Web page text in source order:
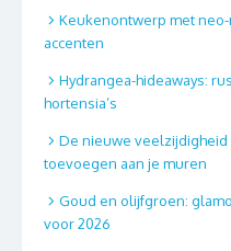
Keukenontwerp met
accenten
Hydrangea-hideaways:
hortensia’s
De nieuwe
toevoegen aan je muren
Goud en olijfgroen:
voor 2026